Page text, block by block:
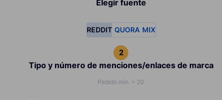
Elegir fuente
REDDIT QUORA MIX
Tipo y número de menciones/enlaces de marca
Pedido mín. = 20